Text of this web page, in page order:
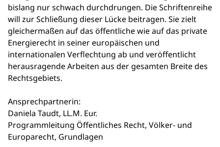
bislang nur schwach durchdrungen. Die Schriftenreihe
will zur Schließung dieser Lücke beitragen. Sie zielt
gleichermaßen auf das öffentliche wie auf das private
Energierecht in seiner europäischen und
internationalen Verflechtung ab und veröffentlicht
herausragende Arbeiten aus der gesamten Breite des
Rechtsgebiets.
Ansprechpartnerin:
Daniela Taudt, LL.M. Eur.
Programmleitung Öffentliches Recht, Völker- und
Europarecht, Grundlagen